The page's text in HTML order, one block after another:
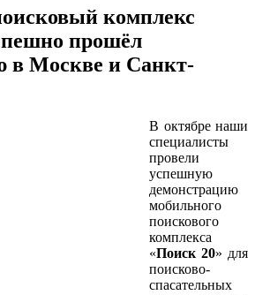
комплекс
прошёл
в Москве и Санкт-
В октябре наши
специалисты
провели
успешную
демонстрацию
мобильного
поискового
комплекса
«Поиск 20» для
поисково-
спасательных